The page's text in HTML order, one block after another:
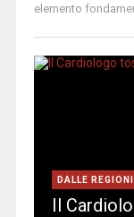
elemento
DALLE REGIONI
Il